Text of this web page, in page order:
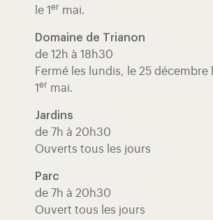
le 1 er mai.
Domaine de Trianon
de 12h à 18h30
Fermé les lundis, le 25 décembre
1 er mai.
Jardins
de 7h à 20h30
Ouverts tous les jours
Parc
de 7h à 20h30
Ouvert tous les jours